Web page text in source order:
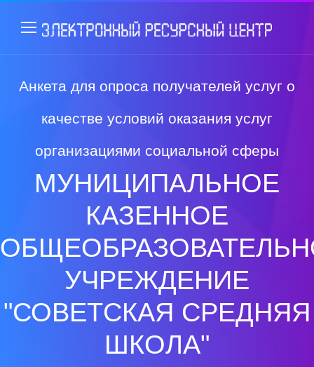
Анкета для опроса получателей услуг о
качестве условий оказания услуг
организациями социальной сферы
МУНИЦИПАЛЬНОЕ
КАЗЕННОЕ
УЧРЕЖДЕНИЕ
"СОВЕТСКАЯ СРЕДНЯЯ
ШКОЛА"